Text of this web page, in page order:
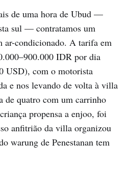
de uma hora de Ubud —
sul — contratamos um
ar-condicionado. A tarifa em
IDR por dia
USD), com o motorista
e nos levando de volta à villa
de quatro com um carrinho
propensa a enjoo, foi
anfitrião da villa organizou
warung de Penestanan tem